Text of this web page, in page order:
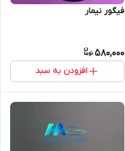
فیگور نیمار
580,000
افزودن به سبد